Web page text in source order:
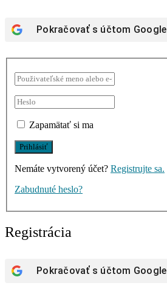
Pokračovať s účtom Google
Zapamätať si ma
Nemáte vytvorený účet? Registrujte sa.
Zabudnuté heslo?
Registrácia
Pokračovať s účtom Google